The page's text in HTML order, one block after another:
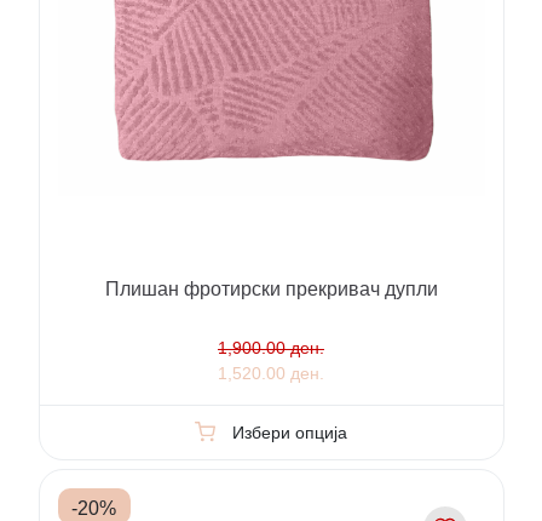
Плишан фротирски прекривач дупли
1,900.00 ден.
1,520.00 ден.
Избери опција
-20%